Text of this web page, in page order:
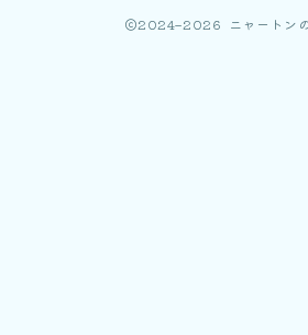
2024–2026 ニャートン